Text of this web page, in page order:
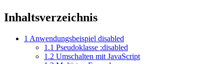
Inhaltsverzeichnis
1 Anwendungsbeispiel disabled
1.1 Pseudoklasse :disabled
1.2 Umschalten mit JavaScript